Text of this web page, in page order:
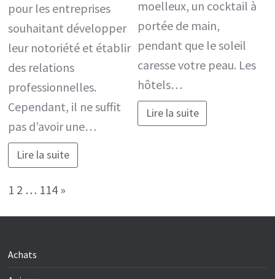
pour les entreprises
souhaitant développer
leur notoriété et établir
des relations
professionnelles.
Cependant, il ne suffit
pas d’avoir une…
Lire la suite
moelleux, un cocktail à
portée de main,
pendant que le soleil
caresse votre peau. Les
hôtels…
Lire la suite
Page:
1 2 … 114 Next
»
Achats